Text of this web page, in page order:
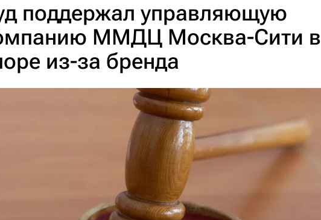
поддержал управляющую
ММДЦ Москва-Сити в
из-за бренда